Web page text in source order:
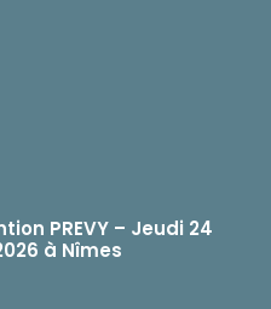
PREVY – Jeudi 24
à Nîmes